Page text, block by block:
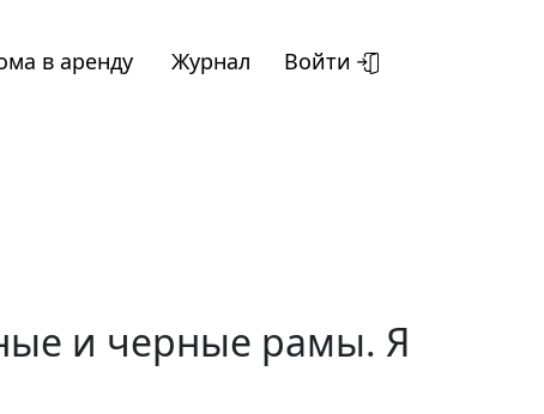
в аренду Журнал Войти
и черные рамы. Я